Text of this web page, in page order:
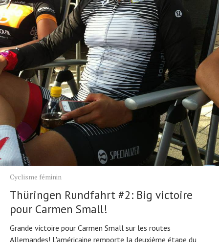
Cyclisme féminin
Thüringen Rundfahrt #2: Big victoire
pour Carmen Small!
Grande victoire pour Carmen Small sur les routes
Allemandes! L'américaine remporte la deuxième étape du